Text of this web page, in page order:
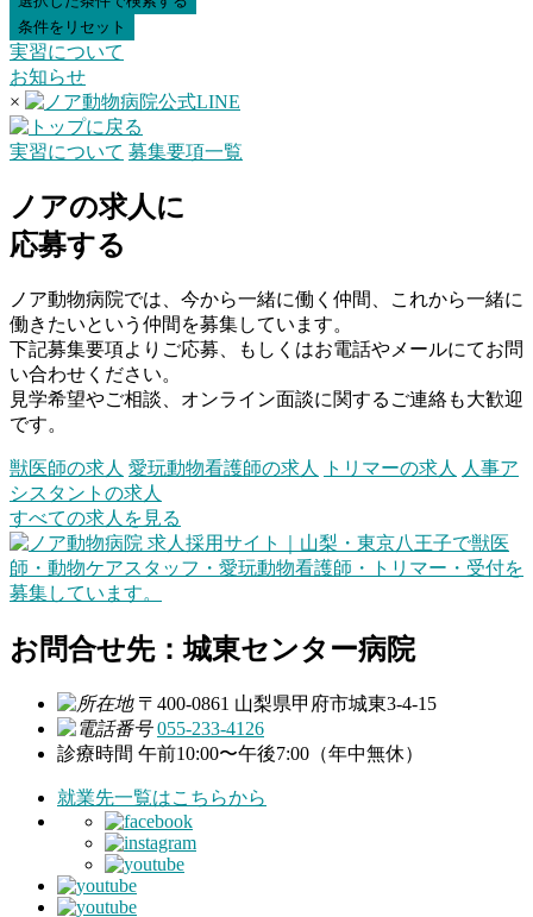
実習について
お知らせ
×
実習について 募集要項一覧
ノアの求人に
応募する
ノア動物病院では、今から一緒に働く仲間、これから一緒に
働きたいという仲間を募集しています。
下記募集要項よりご応募、もしくはお電話やメールにてお問
い合わせください。
見学希望やご相談、オンライン面談に関するご連絡も大歓迎
です。
獣医師の求人 愛玩動物看護師の求人 トリマーの求人
人事ア
シスタントの求人
すべての求人を見る
お問合せ先：城東センター病院
〒400-0861 山梨県甲府市城東3-4-15
055-233-4126
診療時間 午前10:00〜午後7:00（年中無休）
就業先一覧はこちらから